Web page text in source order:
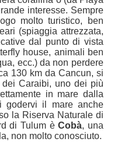
interesse. Sempre
molto turistico, ben
(spiaggia attrezzata,
dal punto di vista
house, animali ben
ecc.) da non perdere
130 km da Cancun, si
Caraibi, uno dei più
in mare dalla
godervi il mare anche
la Riserva Naturale di
di Tulum èCobà, una
non molto conosciuto.